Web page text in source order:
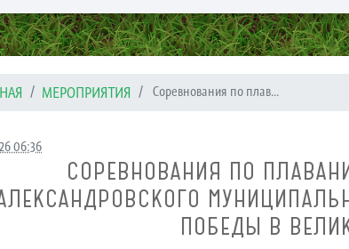
МЕРОПРИЯТИЯ ​ Соревнования по плав...
06:36
СОРЕВНОВАНИЯ ПО
ПОБЕДЫ В